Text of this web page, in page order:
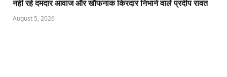
नहीं रहे दमदार आवाज और खौफनाक किरदार निभाने वाले प्रदीप रावत
August 5, 2026